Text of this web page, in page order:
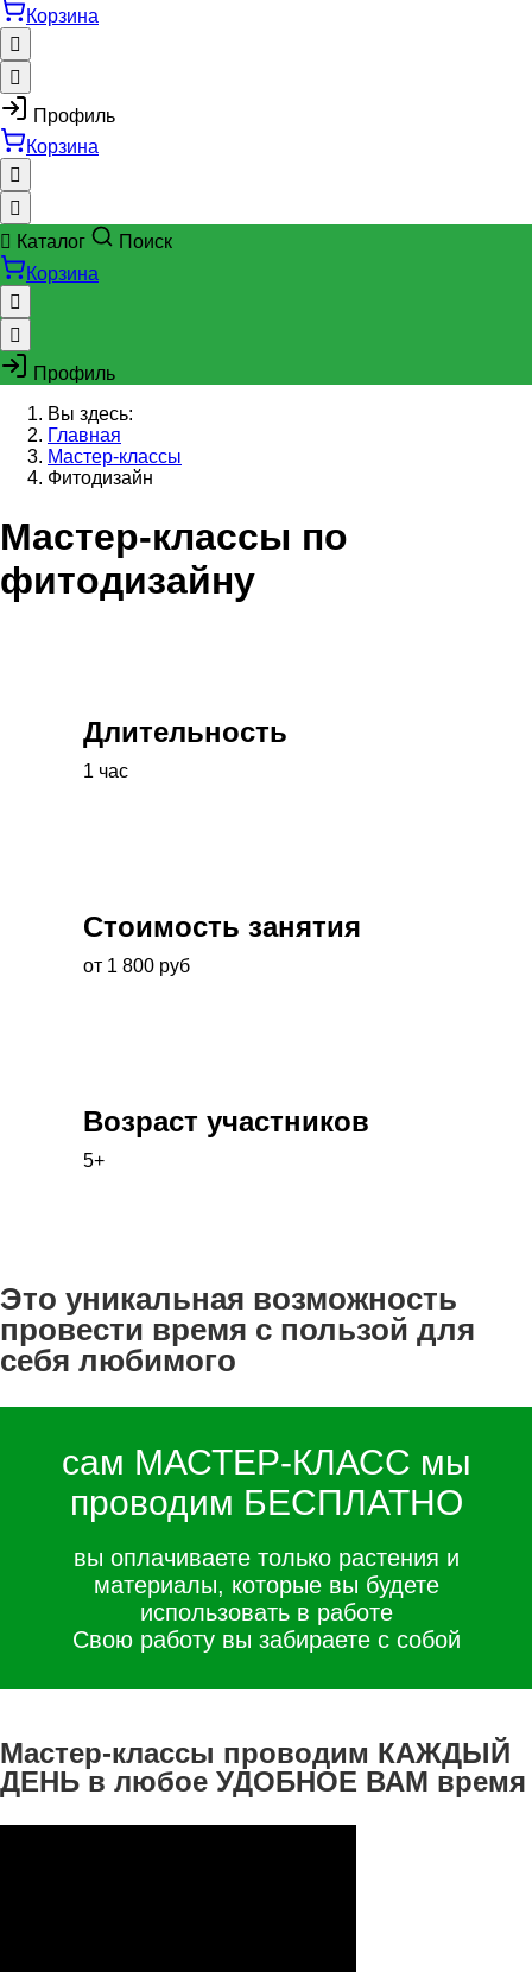
Корзина
Профиль
Корзина
Каталог
Поиск
Корзина
Профиль
Вы здесь:
Главная
Мастер-классы
Фитодизайн
Мастер-классы по
фитодизайну
Длительность
1 час
Стоимость занятия
от 1 800 руб
Возраст участников
5+
Это уникальная возможность
провести время с пользой для
себя любимого
сам МАСТЕР-КЛАСС мы
проводим БЕСПЛАТНО
вы оплачиваете только растения и
материалы, которые вы будете
использовать в работе
Свою работу вы забираете с собой
Мастер-классы проводим КАЖДЫЙ
ДЕНЬ в любое УДОБНОЕ ВАМ время